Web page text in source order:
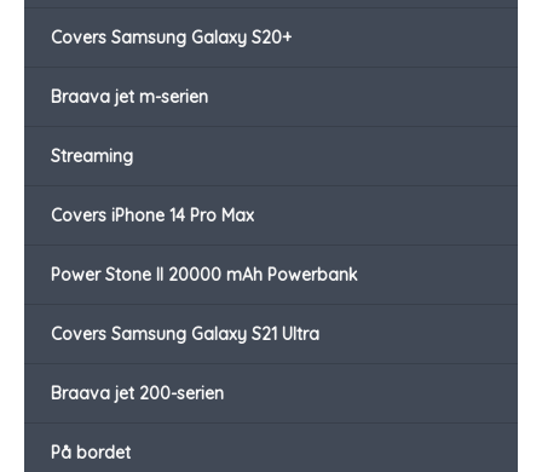
Covers Samsung Galaxy S20+
Braava jet m-serien
Streaming
Covers iPhone 14 Pro Max
Power Stone II 20000 mAh Powerbank
Covers Samsung Galaxy S21 Ultra
Braava jet 200-serien
På bordet